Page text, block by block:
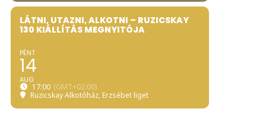
LÁTNI, UTAZNI, ALKOTNI – RUZICSKAY
130 KIÁLLÍTÁS MEGNYITÓJA
PÉNT
14
AUG
17:00 (GMT+02:00)
Ruzicskay Alkotóház, Erzsébet liget